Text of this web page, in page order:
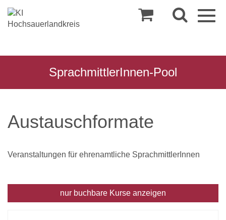
SprachmittlerInnen-Pool
Austauschformate
Veranstaltungen für ehrenamtliche SprachmittlerInnen
nur buchbare Kurse anzeigen